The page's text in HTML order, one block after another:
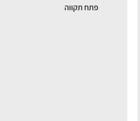
פתח תקווה